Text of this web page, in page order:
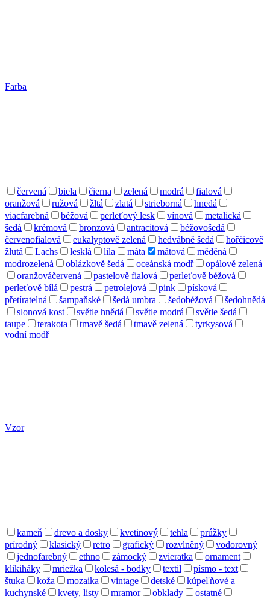
Farba
červená biela čierna zelená modrá
fialová
oranžová
ružová žltá zlatá strieborná
hnedá
viacfarebná
béžová perleťový lesk vínová
metalická
šedá
krémová bronzová antracitová
béžovošedá
červenofialová
eukalyptově zelená hedvábně šedá
hořčicově
žlutá
Lachs lesklá lila máta mátová
měděná
modrozelená
oblázkově šedá oceánská modř
opálově zelená
oranžováčervená
pastelově fialová
perleťově béžová
perleťově bílá
pestrá petrolejová pink
písková
přetíratelná
šampaňské šedá umbra šedobéžová
šedohnědá
slonová kost
světle hnědá světle modrá
světle šedá
taupe
terakota tmavě šedá tmavě zelená
tyrkysová
vodní modř
Vzor
kameň drevo a dosky kvetinový tehla
prúžky
prírodný
klasický retro grafický rozvlněný
vodorovný
jednofarebný
ethno zámocký zvieratka
ornament
klikiháky
mriežka kolesá - bodky textil
písmo - text
štuka
koža mozaika vintage detské
kúpeľňové a
kuchynské
kvety, listy mramor obklady
ostatné